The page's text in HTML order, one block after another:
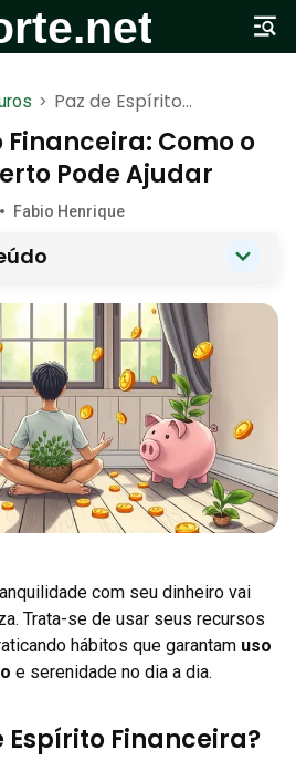
> Paz de Espírito
Financeira: Como o
Empréstimo Certo Pode
Ajudar
Financeira: Como o
Pode Ajudar
• Fabio Henrique
com seu dinheiro vai
Trata-se de usar seus recursos
hábitos que garantam uso
e serenidade no dia a dia.
Espírito Financeira?